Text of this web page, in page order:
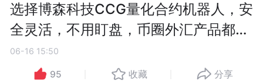
选择博森科技CCG量化合约机器人，安
全灵活，不用盯盘，币圈外汇产品都
有，10年技术
06-16 15:50
95 收藏 分享